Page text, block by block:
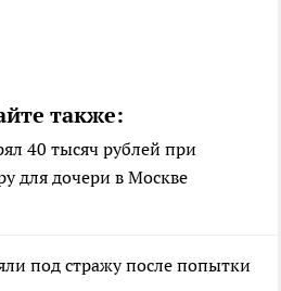
также:
40 тысяч рублей при
для дочери в Москве
под стражу после попытки